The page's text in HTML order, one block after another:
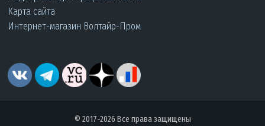
Карта сайта
Интернет-магазин Волтайр-Пром
© 2017-2026 Все права защищены